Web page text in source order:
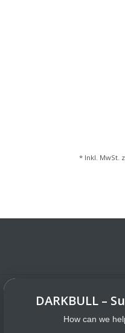
* Inkl. MwSt.
DarkBull TrendStore
DarkBull TrendStore –
DARKBULL –
How can we